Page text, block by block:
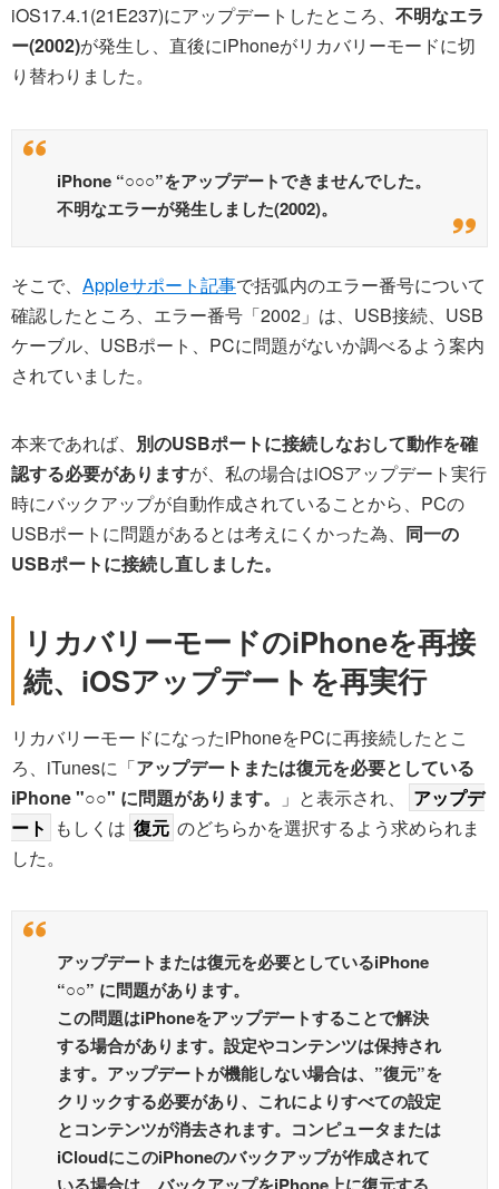
iOS17.4.1(21E237)にアップデートしたところ、 不明なエラ
ー(2002)が発生し、直後にiPhoneがリカバリーモードに切
り替わりました。
iPhone “○○○”をアップデートできませんでした。
不明なエラーが発生しました(2002)。
そこで、 Appleサポート記事で括弧内のエラー番号について
確認したところ、エラー番号「2002」は、USB接続、USB
ケーブル、USBポート、PCに問題がないか調べるよう案内
されていました。
本来であれば、 別のUSBポートに接続しなおして動作を確
認する必要がありますが、私の場合はiOSアップデート実行
時にバックアップが自動作成されていることから、PCの
USBポートに問題があるとは考えにくかった為、 同一の
USBポートに接続し直しました。
リカバリーモードのiPhoneを再接
続、iOSアップデートを再実行
リカバリーモードになったiPhoneをPCに再接続したとこ
ろ、iTunesに「アップデートまたは復元を必要としている
iPhone "○○" に問題があります。
」と表示され、
アップデ
ート もしくは 復元 のどちらかを選択するよう求められま
した。
アップデートまたは復元を必要としているiPhone
“○○” に問題があります。
この問題はiPhoneをアップデートすることで解決
する場合があります。設定やコンテンツは保持され
ます。アップデートが機能しない場合は、”復元”を
クリックする必要があり、これによりすべての設定
とコンテンツが消去されます。コンピュータまたは
iCloudにこのiPhoneのバックアップが作成されて